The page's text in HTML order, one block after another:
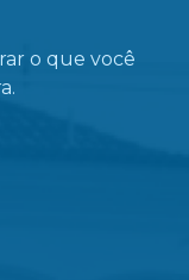
o que você